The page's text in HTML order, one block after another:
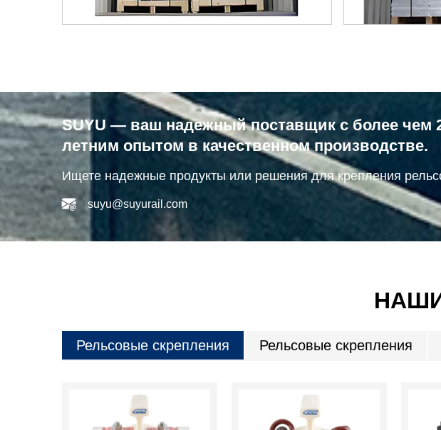
SUYU — ваш надежный поставщик с более чем
летним опытом в качественном производстве.
Ищете надежные продукты или решения для крепления
suyu@suyurail.com
Рельсовые скрепления Рельсовые скрепления